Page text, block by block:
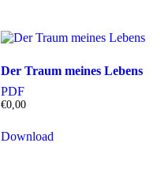
Der Traum meines Lebens
PDF
€0,00
Download